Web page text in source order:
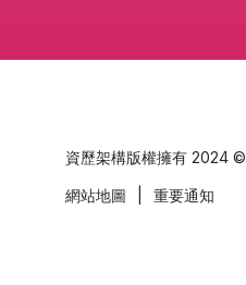
資歷架構版權擁有 2024 ©
網站地圖 重要通知